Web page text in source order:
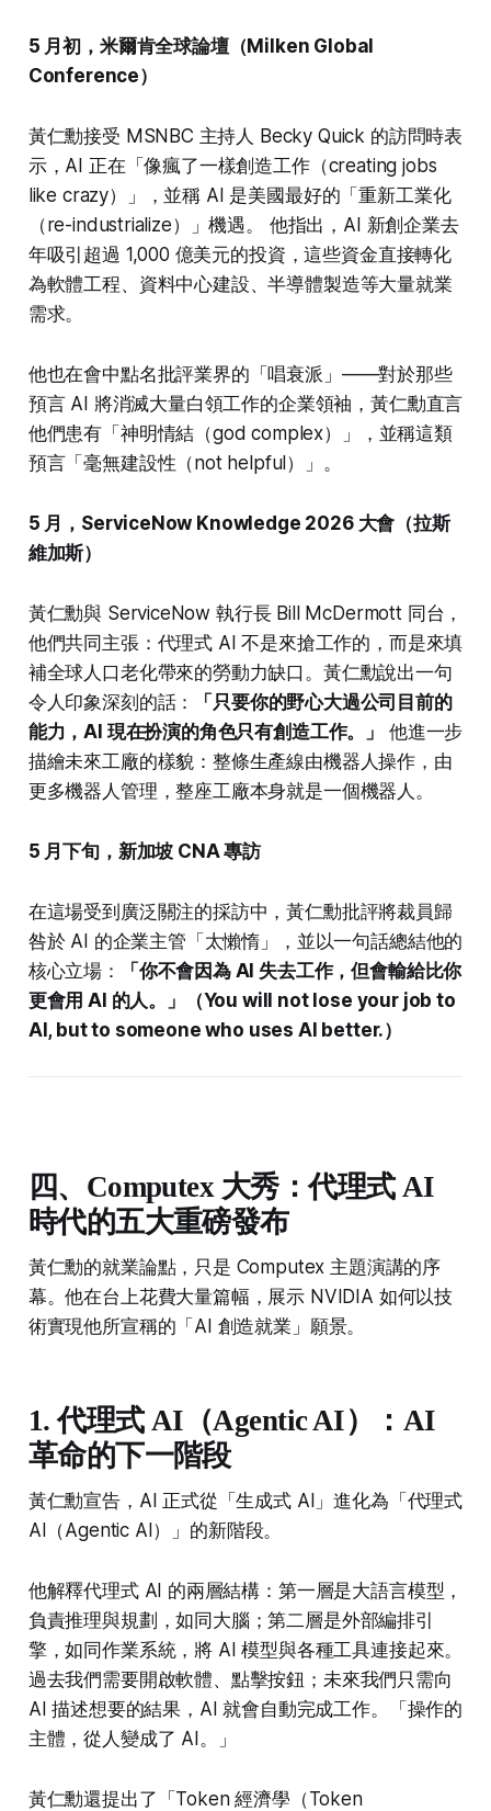
5 月初，米爾肯全球論壇（Milken Global
Conference）
黃仁勳接受 MSNBC 主持人 Becky Quick 的訪問時表
示，AI 正在「像瘋了一樣創造工作（creating jobs
like crazy）」，並稱 AI 是美國最好的「重新工業化
（re-industrialize）」機遇。 他指出，AI 新創企業去
年吸引超過 1,000 億美元的投資，這些資金直接轉化
為軟體工程、資料中心建設、半導體製造等大量就業
需求。
他也在會中點名批評業界的「唱衰派」——對於那些
預言 AI 將消滅大量白領工作的企業領袖，黃仁勳直言
他們患有「神明情結（god complex）」，並稱這類
預言「毫無建設性（not helpful）」。
5 月，ServiceNow Knowledge 2026 大會（拉斯
維加斯）
黃仁勳與 ServiceNow 執行長 Bill McDermott 同台，
他們共同主張：代理式 AI 不是來搶工作的，而是來填
補全球人口老化帶來的勞動力缺口。黃仁勳說出一句
令人印象深刻的話：
「只要你的野心大過公司目前的
能力，AI 現在扮演的角色只有創造工作。」
他進一步
描繪未來工廠的樣貌：整條生產線由機器人操作，由
更多機器人管理，整座工廠本身就是一個機器人。
5 月下旬，新加坡 CNA 專訪
在這場受到廣泛關注的採訪中，黃仁勳批評將裁員歸
咎於 AI 的企業主管「太懶惰」，並以一句話總結他的
核心立場：
「你不會因為 AI 失去工作，但會輸給比你
更會用 AI 的人。」（You will not lose your job to
AI, but to someone who uses AI better.）
四、Computex 大秀：代理式 AI
時代的五大重磅發布
黃仁勳的就業論點，只是 Computex 主題演講的序
幕。他在台上花費大量篇幅，展示 NVIDIA 如何以技
術實現他所宣稱的「AI 創造就業」願景。
1. 代理式 AI（Agentic AI）：AI
革命的下一階段
黃仁勳宣告，AI 正式從「生成式 AI」進化為「代理式
AI（Agentic AI）」的新階段。
他解釋代理式 AI 的兩層結構：第一層是大語言模型，
負責推理與規劃，如同大腦；第二層是外部編排引
擎，如同作業系統，將 AI 模型與各種工具連接起來。
過去我們需要開啟軟體、點擊按鈕；未來我們只需向
AI 描述想要的結果，AI 就會自動完成工作。「操作的
主體，從人變成了 AI。」
黃仁勳還提出了「Token 經濟學（Token